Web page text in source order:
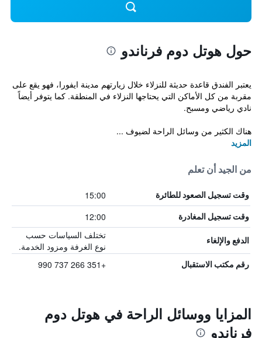
حول هوتل دوم فرناندو
يعتبر الفندق قاعدة حديثة للنزلاء خلال زيارتهم مدينة ايفورا، فهو يقع على
مقربة من كل الأماكن التي يحتاجها النزلاء في المنطقة. كما يتوفر أيضاً
نادي رياضي ومسبح.
هناك الكثير من وسائل الراحة لضيوف ...
المزيد
من الجيد أن تعلم
وقت تسجيل الصعود للطائرة 15:00
وقت تسجيل المغادرة 12:00
الدفع والإلغاء
تختلف السياسات حسب
نوع الغرفة ومزود الخدمة.
رقم مكتب الاستقبال +351 266 737 990
المزايا ووسائل الراحة في هوتل دوم
فرناندو